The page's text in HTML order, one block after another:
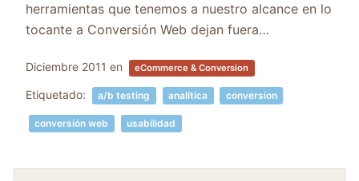
herramientas que tenemos a nuestro alcance en lo
tocante a Conversión Web dejan fuera…
Diciembre 2011 en eCommerce & Conversion
Etiquetado: a/b testing analítica conversion
conversión web usabilidad